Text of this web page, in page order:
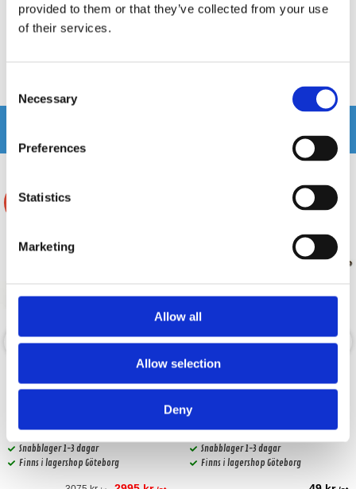
provided to them or that they’ve collected from your use
of their services.
Selection
Necessary
Preferences
Statistics
Marketing
Allow all
Allow selection
Deny
Finns i lagershop Göteborg
-3%
rulle 15m
Snabblager 1-3 dagar
Finns i lagershop Göteborg
AERIAL
Snabblager 1-3 dagar
Finns i lagershop Göteborg